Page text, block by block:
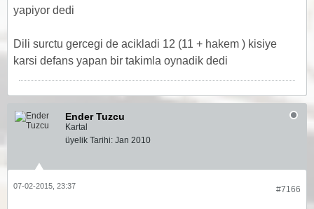
yapiyor dedi
Dili surctu gercegi de acikladi 12 (11 + hakem ) kisiye
karsi defans yapan bir takimla oynadik dedi
Ender Tuzcu
Kartal
üyelik Tarihi: Jan 2010
#7166
07-02-2015, 23:37